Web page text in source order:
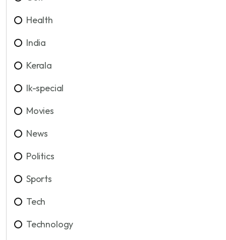
Health
India
Kerala
lk-special
Movies
News
Politics
Sports
Tech
Technology